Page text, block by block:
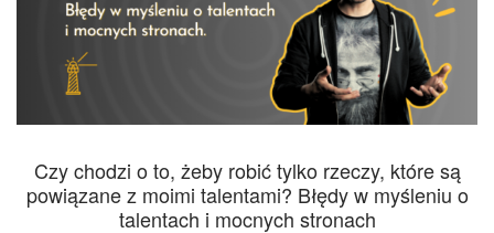
Czy chodzi o to, żeby robić tylko rzeczy, które są
powiązane z moimi talentami? Błędy w myśleniu o
talentach i mocnych stronach